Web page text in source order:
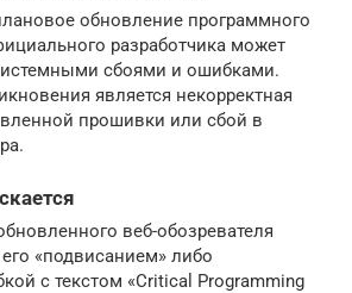
обновление программного
разработчика может
сбоями и ошибками.
является некорректная
прошивки или сбой в
веб-обозревателя
«подвисанием» либо
с текстом «Critical Programming